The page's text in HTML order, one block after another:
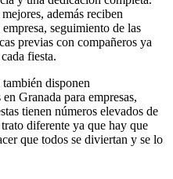
además reciben
seguimiento de las
previas con compañeros ya
fiesta.
disponen
Granada para empresas,
tienen números elevados de
diferente ya que hay que
que todos se diviertan y se lo